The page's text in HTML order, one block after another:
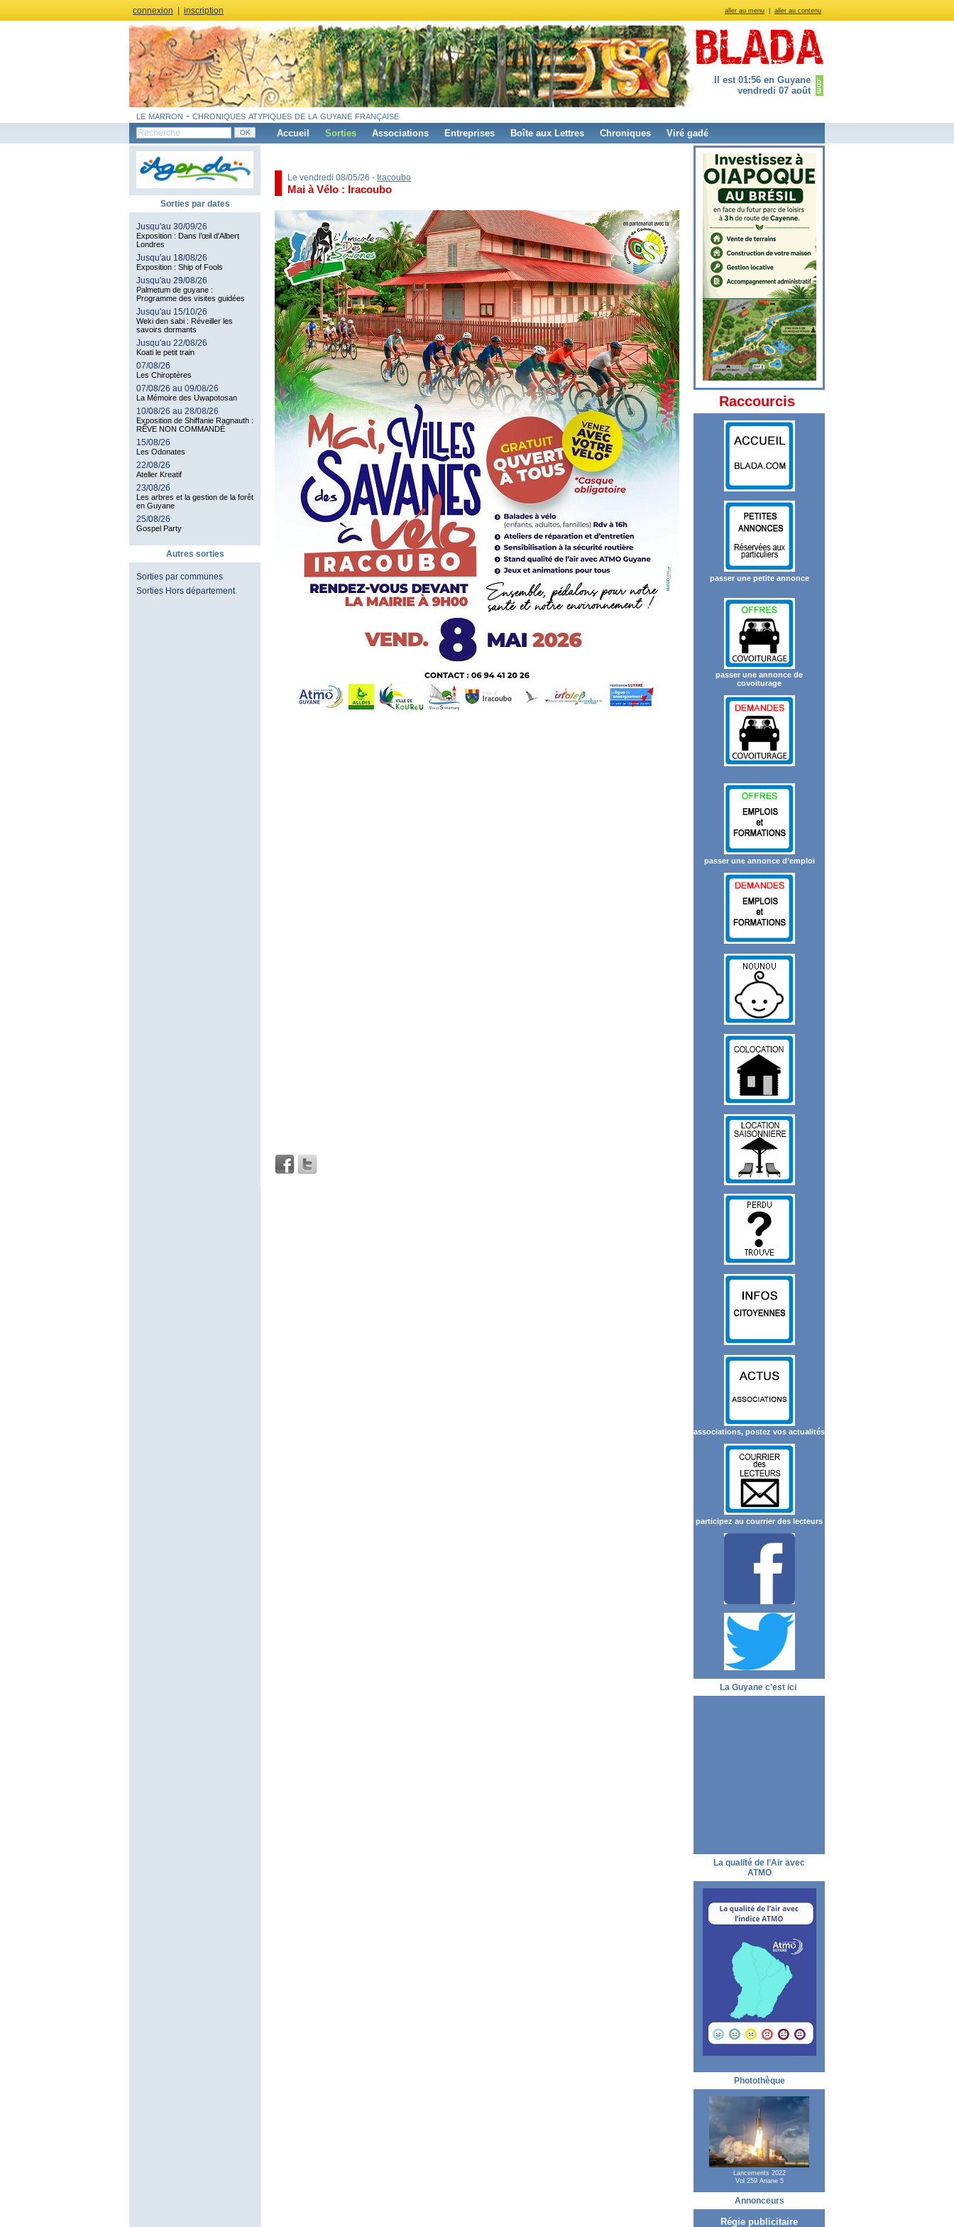
aller au menu aller au contenu
connexion inscription
Il est 01:56 en Guyane
vendredi 07 août
le marron - chroniques atypiques de la guyane française
Accueil Sorties Associations Entreprises Boîte aux Lettres Chroniques Viré gadé
Sorties par dates
Jusqu'au 30/09/26
Exposition : Dans l’œil d'Albert
Londres
Jusqu'au 18/08/26
Exposition : Ship of Fools
Jusqu'au 29/08/26
Palmetum de guyane :
Programme des visites guidées
Jusqu'au 15/10/26
Weki den sabi : Réveiller les
savoirs dormants
Jusqu'au 22/08/26
Koati le petit train
07/08/26
Les Chiroptères
07/08/26 au 09/08/26
La Mémoire des Uwapotosan
10/08/26 au 28/08/26
Exposition de Shiffanie Ragnauth :
RÊVE NON COMMANDÉ
15/08/26
Les Odonates
22/08/26
Ateller Kreatif
23/08/26
Les arbres et la gestion de la forêt
en Guyane
25/08/26
Gospel Party
Autres sorties
Sorties par communes
Sorties Hors département
Le vendredi 08/05/26 - Iracoubo
Mai à Vélo : Iracoubo
Raccourcis
passer une petite annonce
passer une annonce de
covoiturage
passer une annonce d’emploi
associations, postez vos actualités
participez au courrier des lecteurs
La Guyane c’est ici
La qualité de l’Air avec
ATMO
Photothèque
Lancements 2022
Vol 259 Ariane 5
Annonceurs
Régie publicitaire